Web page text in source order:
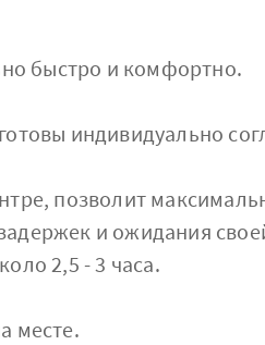
быстро и комфортно.
индивидуально
позволит
и ожидания
2,5 - 3 часа.
месте.